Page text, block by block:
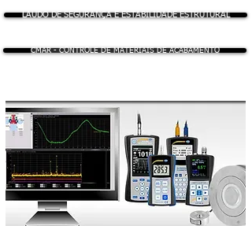
LAUDO DE SEGURANÇA E ESTABILIDADE ESTRUTURAL
CMAR - CONTROLE DE MATERIAIS DE ACABAMENTO